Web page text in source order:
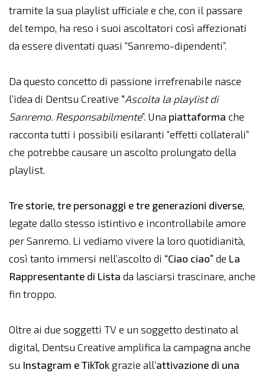
tramite la sua playlist ufficiale e che, con il passare
del tempo, ha reso i suoi ascoltatori così affezionati
da essere diventati quasi “Sanremo-dipendenti”.
Da questo concetto di passione irrefrenabile nasce
l’idea di Dentsu Creative “Ascolta la playlist di
Sanremo. Responsabilmente”. Una piattaforma che
racconta tutti i possibili esilaranti “effetti collaterali”
che potrebbe causare un ascolto prolungato della
playlist.
Tre storie, tre personaggi e tre generazioni diverse,
legate dallo stesso istintivo e incontrollabile amore
per Sanremo. Li vediamo vivere la loro quotidianità,
così tanto immersi nell’ascolto di “Ciao ciao” de La
Rappresentante di Lista da lasciarsi trascinare, anche
fin troppo.
Oltre ai due soggetti TV e un soggetto destinato al
digital, Dentsu Creative amplifica la campagna anche
su Instagram e TikTokgrazie all’attivazione di una